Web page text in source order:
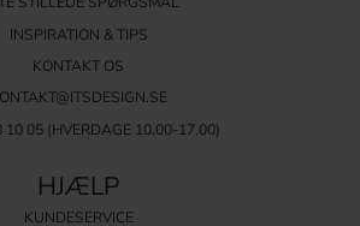
INSPIRATION & TIPS
KONTAKT OS
10 05 (HVERDAGE 10.00-17.00)
HJÆLP
KUNDESERVICE